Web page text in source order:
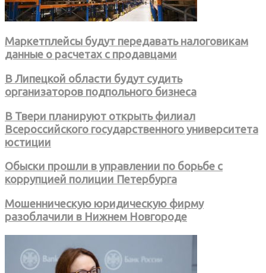
Маркетплейсы будут передавать налоговикам
данные о расчетах с продавцами
В Липецкой области будут судить
организаторов подпольного бизнеса
В Твери планируют открыть филиал
Всероссийского государственного университета
юстиции
Обыски прошли в управлении по борьбе с
коррупцией полиции Петербурга
Мошенническую юридическую фирму
разоблачили в Нижнем Новгороде